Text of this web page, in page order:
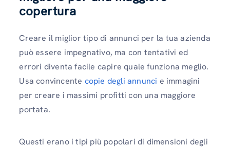
copertura
Creare il miglior tipo di annunci per la tua azienda
può essere impegnativo, ma con tentativi ed
errori diventa facile capire quale funziona meglio.
Usa convincente copie degli annunci e immagini
per creare i massimi profitti con una maggiore
portata.
Questi erano i tipi più popolari di dimensioni degli